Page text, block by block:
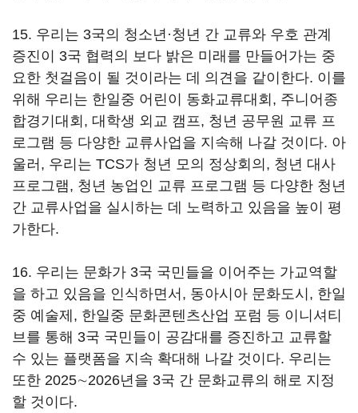
15. 우리는 3국의 청소년·청년 간 교류와 우호 관계
증진이 3국 협력의 보다 밝은 미래를 만들어가는 중
요한 첫걸음이 될 것이라는 데 의견을 같이한다. 이를
위해 우리는 한일중 어린이 동화교류대회, 주니어종
합경기대회, 대학생 외교 캠프, 청년 공무원 교류 프
로그램 등 다양한 교류사업을 지속해 나갈 것이다. 아
울러, 우리는 TCS가 청년 모의 정상회의, 청년 대사
프로그램, 청년 농업인 교류 프로그램 등 다양한 청년
간 교류사업을 실시하는 데 노력하고 있음을 높이 평
가한다.
16. 우리는 문화가 3국 국민들을 이어주는 가교역할
을 하고 있음을 인식하면서, 동아시아 문화도시, 한일
중 예술제, 한일중 문화콘텐츠산업 포럼 등 이니셔티
브를 통해 3국 국민들이 공감대를 증진하고 교류할
수 있는 플랫폼을 지속 확대해 나갈 것이다. 우리는
또한 2025∼2026년을 3국 간 문화교류의 해로 지정
할 것이다.